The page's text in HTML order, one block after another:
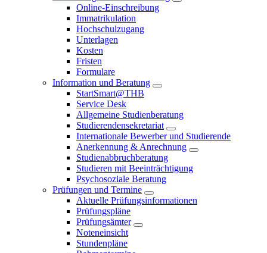
Online-Einschreibung
Immatrikulation
Hochschulzugang
Unterlagen
Kosten
Fristen
Formulare
Information und Beratung
StartSmart@THB
Service Desk
Allgemeine Studienberatung
Studierendensekretariat
Internationale Bewerber und Studierende
Anerkennung & Anrechnung
Studienabbruchberatung
Studieren mit Beeinträchtigung
Psychosoziale Beratung
Prüfungen und Termine
Aktuelle Prüfungsinformationen
Prüfungspläne
Prüfungsämter
Noteneinsicht
Stundenpläne